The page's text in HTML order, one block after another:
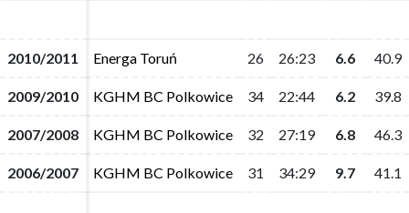
2010/2011 Energa Toruń 26 26:23 6.6 40.9
2009/2010 KGHM BC Polkowice 34 22:44 6.2 39.8
2007/2008 KGHM BC Polkowice 32 27:19 6.8 46.3
2006/2007 KGHM BC Polkowice 31 34:29 9.7 41.1
2010/2011 Energa Toruń 26 26:23 6.6 40.9
2009/2010 KGHM BC Polkowice 34 22:44 6.2 39.8
2007/2008 KGHM BC Polkowice 32 27:19 6.8 46.3
2006/2007 KGHM BC Polkowice 31 34:29 9.7 41.1